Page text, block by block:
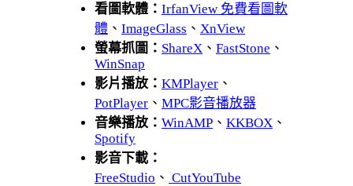
看圖軟體： IrfanView 免費看圖軟
體 、 ImageGlass 、 XnView
螢幕抓圖： ShareX 、 FastStone 、
WinSnap
影片播放： KMPlayer 、
PotPlayer 、 MPC影音播放器
音樂播放： WinAMP 、 KKBOX 、
Spotify
影音下載：
FreeStudio 、 CutYouTube